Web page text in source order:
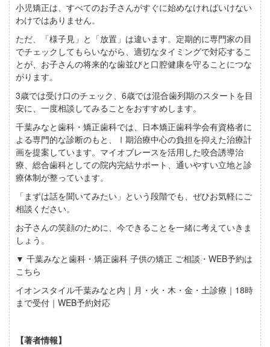
小児矯正は、すべてのお子さんがすぐに始めなければいけない
わけではありません。
ただ、「様子見」と「放置」は違います。定期的に専門家の目
でチェックしてもらいながら、適切なタイミングで対応するこ
とが、お子さんの将来的な歯並びと口腔健康を守ることにつな
がります。
3歳では受け口のチェック、6歳では混合歯列期のスタートを目
安に、一度相談してみることをおすすめします。
千葉みなと歯科・矯正歯科では、日本矯正歯科学会有資格者に
よる専門的な診断のもと、Ⅰ期治療中心の負担を抑えた治療計
画を提案しています。マイオブレースを活用した咬合誘導治
療、総合歯科としての院内完結サポート、通いやすい立地と診
療体制が整っています。
「まずは話を聞いてみたい」という段階でも、ぜひお気軽にご
相談ください。
お子さんの笑顔のために、今できることを一緒に考えていきま
しょう。
▼ 千葉みなと歯科・矯正歯科 子供の矯正 ご相談・WEB予約は
こちら
イオンスタイル千葉みなと内｜月・火・木・金・土診療｜18時
まで受付｜WEB予約対応
【著者情報】